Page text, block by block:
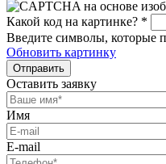
Какой код на картинке? *
Введите символы, которые
Обновить картинку
Отправить
Оставить заявку
Имя
E-mail